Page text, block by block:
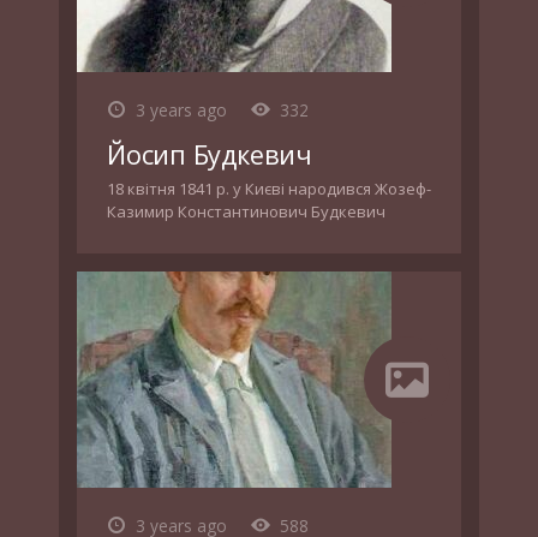
3 years ago 332
Йосип Будкевич
18 квітня 1841 р. у Києві народився Жозеф-
Казимир Константинович Будкевич
3 years ago 588